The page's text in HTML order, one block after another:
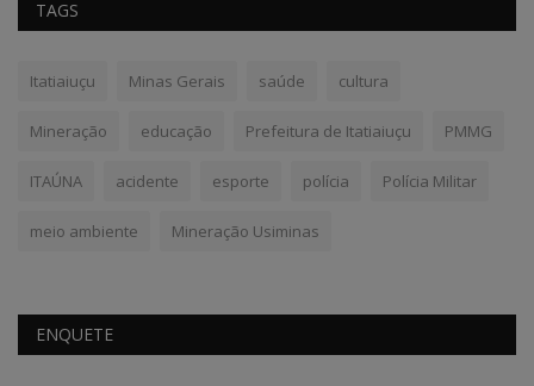
TAGS
Itatiaiuçu Minas Gerais saúde cultura
Mineração educação Prefeitura de Itatiaiuçu PMMG
ITAÚNA acidente esporte polícia Polícia Militar
meio ambiente Mineração Usiminas
ENQUETE